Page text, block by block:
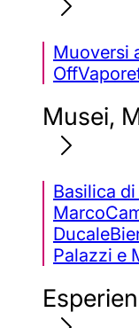
Muoversi
Off
Musei,
Basilica di
Marco
Ducale
Palazzi e